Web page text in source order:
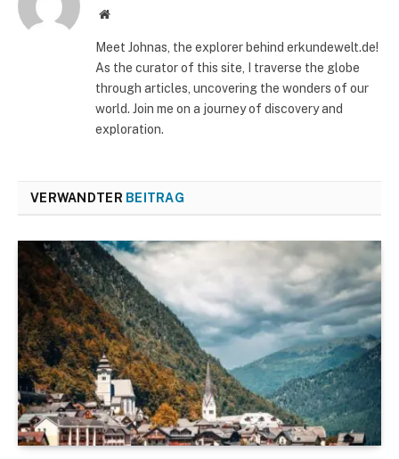
Website
Meet Johnas, the explorer behind erkundewelt.de!
As the curator of this site, I traverse the globe
through articles, uncovering the wonders of our
world. Join me on a journey of discovery and
exploration.
VERWANDTER BEITRAG